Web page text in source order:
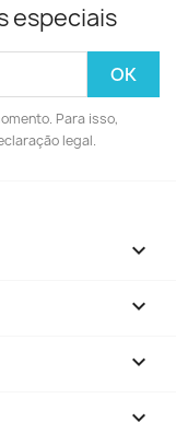
especiais
Para isso,
legal.


